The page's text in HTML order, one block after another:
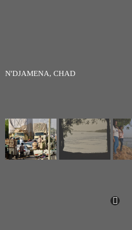
N'DJAMENA, CHAD